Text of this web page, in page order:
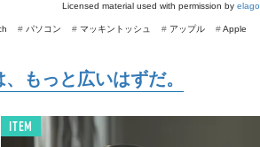
Licensed material used with permission by elago
#Apple
# アップル
# マッキントッシュ
# パソコン
もっと広いはずだ。
ITEM